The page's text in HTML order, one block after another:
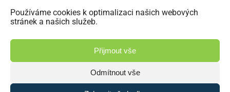
Používáme cookies k optimalizaci našich webových
stránek a našich služeb.
Přijmout vše
Odmítnout vše
Havlíčkova 46, 533 03 Dašice
+420 466 951 103